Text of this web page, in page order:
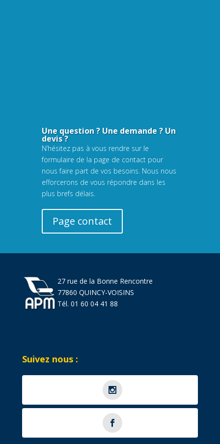
Une question ? Une demande ? Un
devis ?
N’hésitez pas à vous rendre sur le
formulaire de la page de contact pour
nous faire part de vos besoins. Nous nous
efforcerons de vous répondre dans les
plus brefs délais.
Page contact
27 rue de la Bonne Rencontre
77860 QUINCY-VOISINS
Tél. 01 60 04 41 88
Suivez nous :